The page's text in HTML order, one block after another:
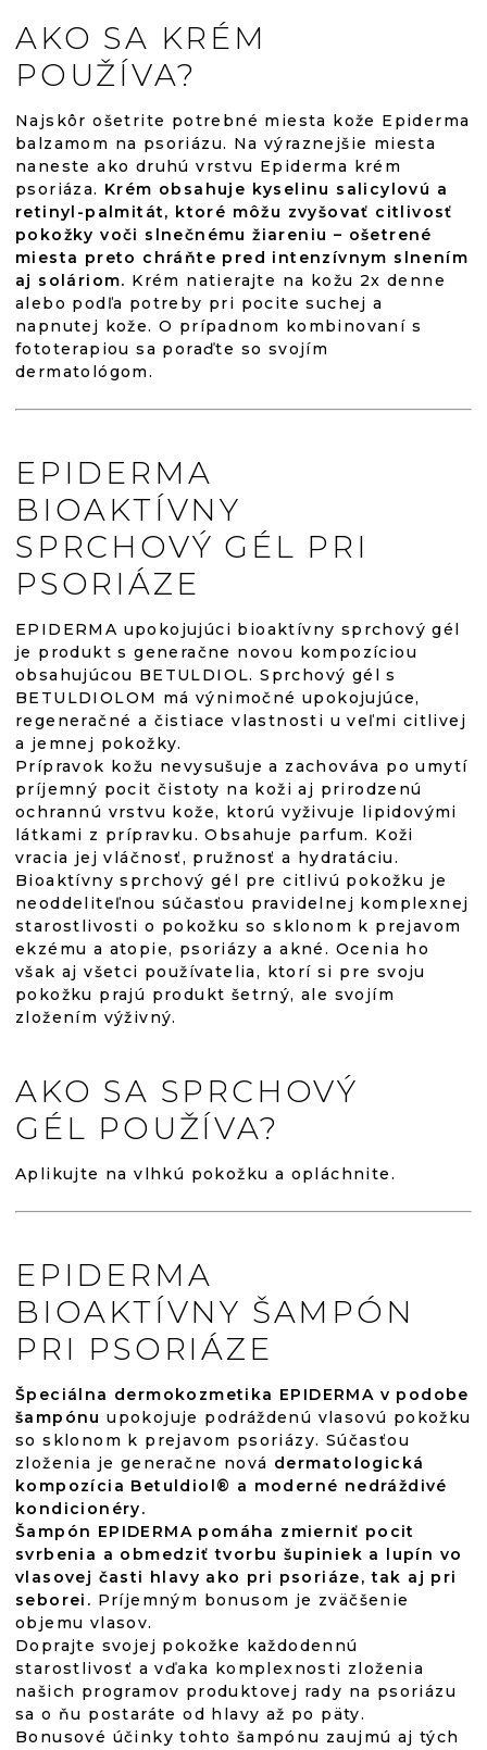
AKO SA KRÉM
POUŽÍVA?
Najskôr ošetrite potrebné miesta kože Epiderma
balzamom na psoriázu. Na výraznejšie miesta
naneste ako druhú vrstvu Epiderma krém
psoriáza. Krém obsahuje kyselinu salicylovú a
retinyl-palmitát, ktoré môžu zvyšovať citlivosť
pokožky voči slnečnému žiareniu – ošetrené
miesta preto chráňte pred intenzívnym slnením
aj soláriom. Krém natierajte na kožu 2x denne
alebo podľa potreby pri pocite suchej a
napnutej kože. O prípadnom kombinovaní s
fototerapiou sa poraďte so svojím
dermatológom.
EPIDERMA
BIOAKTÍVNY
SPRCHOVÝ GÉL PRI
PSORIÁZE
EPIDERMA upokojujúci bioaktívny sprchový gél
je produkt s generačne novou kompozíciou
obsahujúcou BETULDIOL. Sprchový gél s
BETULDIOLOM má výnimočné upokojujúce,
regeneračné a čistiace vlastnosti u veľmi citlivej
a jemnej pokožky.
Prípravok kožu nevysušuje a zachováva po umytí
príjemný pocit čistoty na koži aj prirodzenú
ochrannú vrstvu kože, ktorú vyživuje lipidovými
látkami z prípravku. Obsahuje parfum. Koži
vracia jej vláčnosť, pružnosť a hydratáciu.
Bioaktívny sprchový gél pre citlivú pokožku je
neoddeliteľnou súčasťou pravidelnej komplexnej
starostlivosti o pokožku so sklonom k prejavom
ekzému a atopie, psoriázy a akné. Ocenia ho
však aj všetci používatelia, ktorí si pre svoju
pokožku prajú produkt šetrný, ale svojím
zložením výživný.
AKO SA SPRCHOVÝ
GÉL POUŽÍVA?
Aplikujte na vlhkú pokožku a opláchnite.
EPIDERMA
BIOAKTÍVNY ŠAMPÓN
PRI PSORIÁZE
Špeciálna dermokozmetika EPIDERMA v podobe
šampónu upokojuje podráždenú vlasovú pokožku
so sklonom k prejavom psoriázy. Súčasťou
zloženia je generačne nová dermatologická
kompozícia Betuldiol® a moderné nedráždivé
kondicionéry.
Šampón EPIDERMA pomáha zmierniť pocit
svrbenia a obmedziť tvorbu šupiniek a lupín vo
vlasovej časti hlavy ako pri psoriáze, tak aj pri
seborei. Príjemným bonusom je zväčšenie
objemu vlasov.
Doprajte svojej pokožke každodennú
starostlivosť a vďaka komplexnosti zloženia
našich programov produktovej rady na psoriázu
sa o ňu postaráte od hlavy až po päty.
Bonusové účinky tohto šampónu zaujmú aj tých